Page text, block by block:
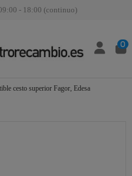
- 18:00 (continuo)
0
cesto superior Fagor, Edesa